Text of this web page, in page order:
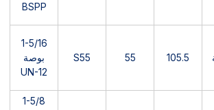
BSPP
105.5
55
S55
1-5/16
بوصة
UN-12
1-5/8